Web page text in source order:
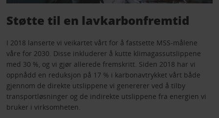
Støtte til en lavkarbonfremtid
I 2018 lanserte vi veikartet vårt for å fastsette MSS-målene
våre for 2030. Disse inkluderer å kutte klimagassutslippene
med 30 %, og vi gjør allerede fremskritt. Siden 2018 har vi
oppnådd en reduksjon på 17 % i karbonavtrykket vårt både
gjennom de direkte utslippene vi genererer ved å tilby
transportløsninger og de indirekte utslippene fra energien vi
bruker i virksomheten.